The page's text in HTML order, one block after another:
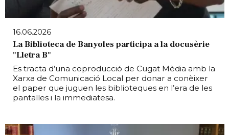
16.06.2026
La Biblioteca de Banyoles participa a la docusèrie
"Lletra B"
Es tracta d’una coproducció de Cugat Mèdia amb la
Xarxa de Comunicació Local per donar a conèixer
el paper que juguen les biblioteques en l’era de les
pantalles i la immediatesa.